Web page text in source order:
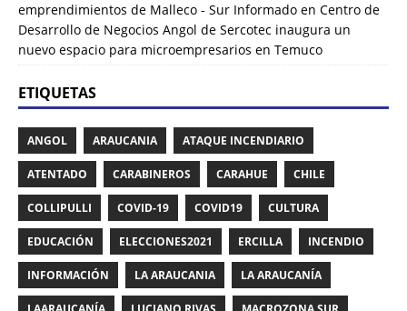
emprendimientos de Malleco - Sur Informado en Centro de
Desarrollo de Negocios Angol de Sercotec inaugura un
nuevo espacio para microempresarios en Temuco
ETIQUETAS
ANGOL ARAUCANIA ATAQUE INCENDIARIO
ATENTADO CARABINEROS CARAHUE CHILE
COLLIPULLI COVID-19 COVID19 CULTURA
EDUCACIÓN ELECCIONES2021 ERCILLA INCENDIO
INFORMACIÓN LA ARAUCANIA LA ARAUCANÍA